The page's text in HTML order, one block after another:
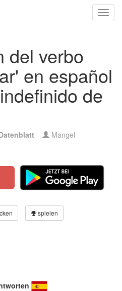
del verbo
en español
de
Mangel
spielen